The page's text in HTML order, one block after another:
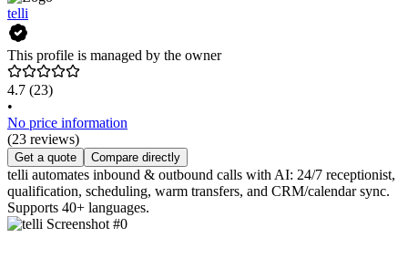
telli
This profile is managed by the owner
4.7 (23)
•
No price information
(23 reviews)
Get a quote Compare directly
telli automates inbound & outbound calls with AI: 24/7 receptionist,
qualification, scheduling, warm transfers, and CRM/calendar sync.
Supports 40+ languages.